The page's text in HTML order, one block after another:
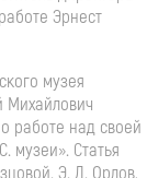
Эрнест
музея
Михайлович
работе над своей
музеи». Статья
Э. Д. Орлов,